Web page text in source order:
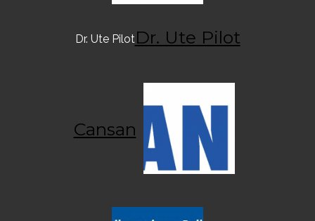
Dr. Ute Pilot
Dr. Ute Pilot
Cansan